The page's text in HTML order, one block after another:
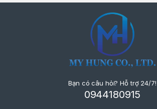
Bạn có câu hỏi? Hỗ trợ 24/7!
0944180915